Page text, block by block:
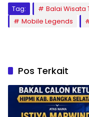
Tag: Balai Wisata
Mobile Legends
Pos Terkait